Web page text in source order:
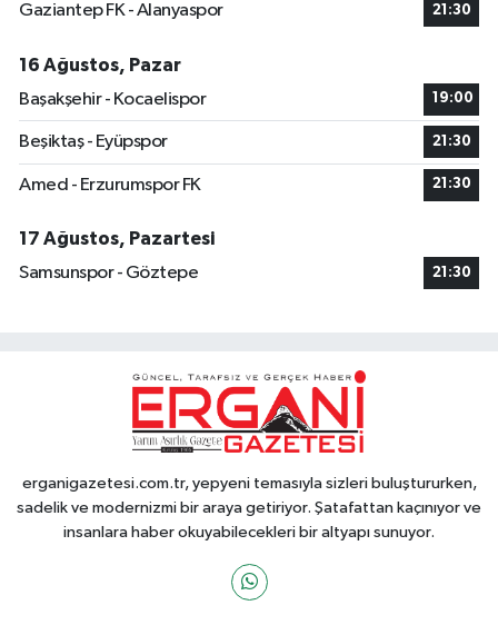
Gaziantep FK - Alanyaspor 21:30
16 Ağustos, Pazar
Başakşehir - Kocaelispor
19:00
Beşiktaş - Eyüpspor 21:30
Amed - Erzurumspor FK 21:30
17 Ağustos, Pazartesi
Samsunspor - Göztepe
21:30
erganigazetesi.com.tr, yepyeni temasıyla sizleri buluştururken,
sadelik ve modernizmi bir araya getiriyor. Şatafattan kaçınıyor ve
insanlara haber okuyabilecekleri bir altyapı sunuyor.